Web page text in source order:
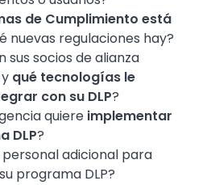
de Cumplimiento está
nuevas regulaciones hay?
sus socios de alianza
qué tecnologías le
con su DLP?
quiere implementar
DLP?
adicional para
programa DLP?